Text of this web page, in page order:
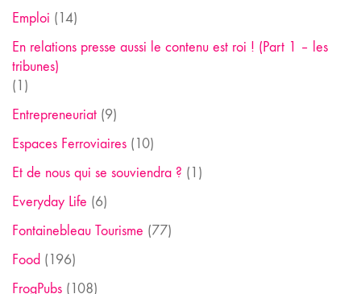
Emploi (14)
En relations presse aussi le contenu est roi ! (Part 1 – les
tribunes)
(1)
Entrepreneuriat (9)
Espaces Ferroviaires (10)
Et de nous qui se souviendra ? (1)
Everyday Life (6)
Fontainebleau Tourisme (77)
Food (196)
FrogPubs (108)